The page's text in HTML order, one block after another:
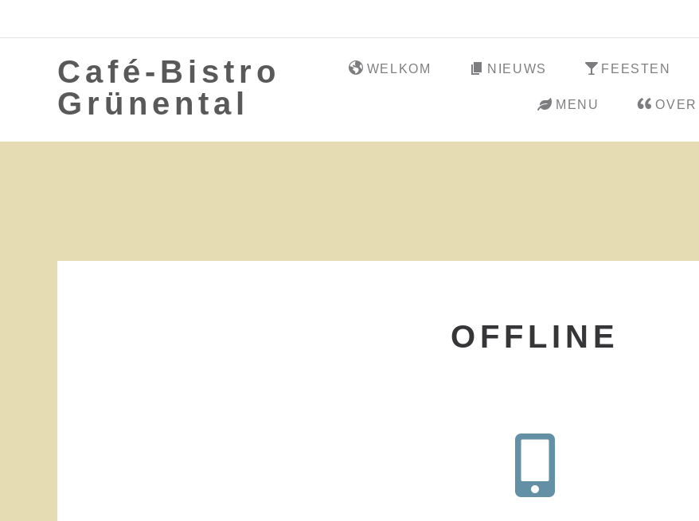
Café-Bistro
Grünental
WELKOM NIEUWS FEESTEN
MENU
OFFLINE